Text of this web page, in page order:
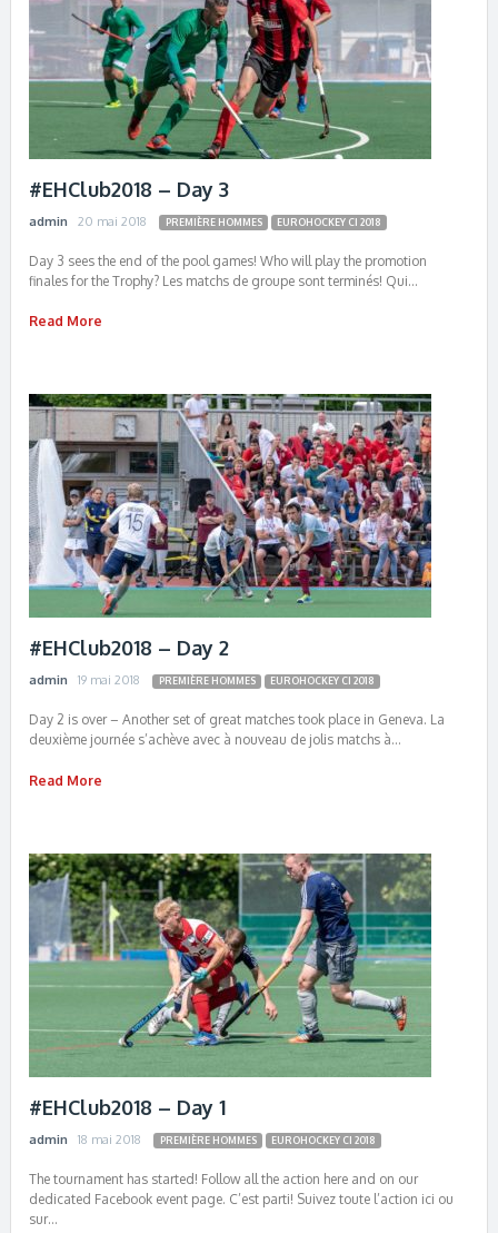
#EHClub2018 – Day 3
admin 20 mai 2018 PREMIÈRE HOMMES EUROHOCKEY CI 2018
Day 3 sees the end of the pool games! Who will play the promotion
finales for the Trophy? Les matchs de groupe sont terminés! Qui…
Read More
#EHClub2018 – Day 2
admin 19 mai 2018 PREMIÈRE HOMMES EUROHOCKEY CI 2018
Day 2 is over – Another set of great matches took place in Geneva. La
deuxième journée s’achève avec à nouveau de jolis matchs à…
Read More
#EHClub2018 – Day 1
admin 18 mai 2018 PREMIÈRE HOMMES EUROHOCKEY CI 2018
The tournament has started! Follow all the action here and on our
dedicated Facebook event page. C’est parti! Suivez toute l’action ici ou
sur…